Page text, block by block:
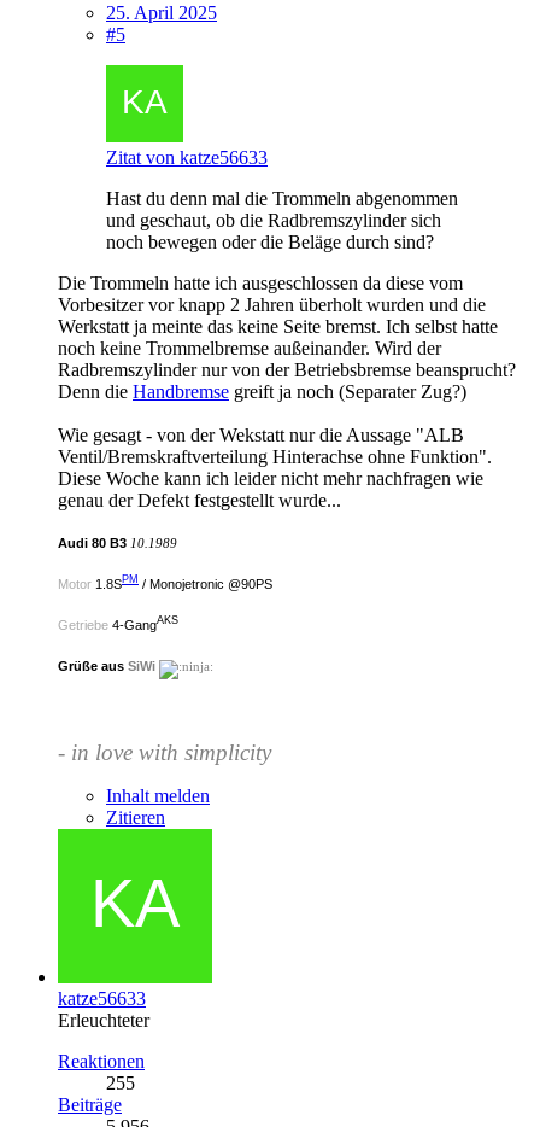
25. April 2025
#5
Zitat von katze56633
Hast du denn mal die Trommeln abgenommen
und geschaut, ob die Radbremszylinder sich
noch bewegen oder die Beläge durch sind?
Die Trommeln hatte ich ausgeschlossen da diese vom
Vorbesitzer vor knapp 2 Jahren überholt wurden und die
Werkstatt ja meinte das keine Seite bremst. Ich selbst hatte
noch keine Trommelbremse außeinander. Wird der
Radbremszylinder nur von der Betriebsbremse beansprucht?
Denn die Handbremse greift ja noch (Separater Zug?)
Wie gesagt - von der Wekstatt nur die Aussage "ALB
Ventil/Bremskraftverteilung Hinterachse ohne Funktion".
Diese Woche kann ich leider nicht mehr nachfragen wie
genau der Defekt festgestellt wurde...
Audi 80 B3 10.1989
Motor 1.8SPM / Monojetronic @90PS
Getriebe 4-GangAKS
Grüße aus SiWi
- in love with simplicity
Inhalt melden
Zitieren
katze56633
Erleuchteter
Reaktionen
255
Beiträge